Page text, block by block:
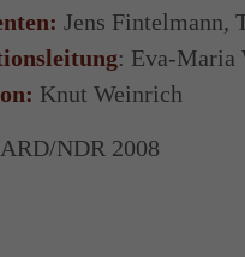
Jens Fintelmann,
: Eva-Maria
Knut Weinrich
NDR 2008